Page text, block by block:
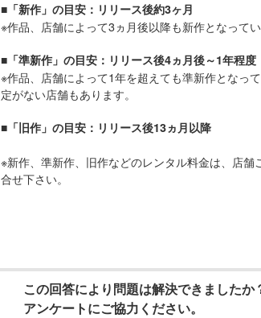
■「新作」の目安：リリース後約3ヶ月
※作品、店舗によって3ヵ月後以降も新作となってい
■「準新作」の目安：リリース後4ヵ月後～1年程度
※作品、店舗によって1年を超えても準新作となっ
定がない店舗もあります。
■「旧作」の目安：リリース後13ヵ月以降
※新作、準新作、旧作などのレンタル料金は、店
合せ下さい。
この回答により問題は解決できましたか
アンケートにご協力ください。